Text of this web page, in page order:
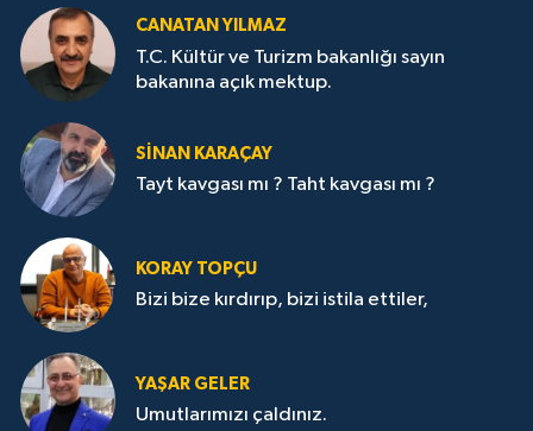
CANATAN YILMAZ
T.C. Kültür ve Turizm bakanlığı sayın
bakanına açık mektup.
SİNAN KARAÇAY
Tayt kavgası mı ? Taht kavgası mı ?
KORAY TOPÇU
Bizi bize kırdırıp, bizi istila ettiler,
YAŞAR GELER
Umutlarımızı çaldınız.